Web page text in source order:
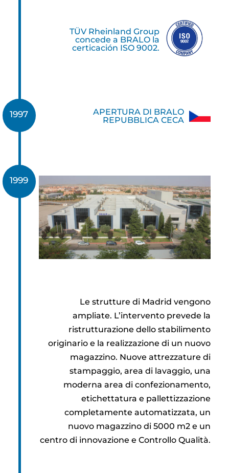
TÜV Rheinland Group
concede a BRALO la
certicación ISO 9002.
1997
APERTURA DI BRALO
REPUBBLICA CECA
Le strutture di Madrid vengono
ampliate. L’intervento prevede la
ristrutturazione dello stabilimento
originario e la realizzazione di un nuovo
magazzino. Nuove attrezzature di
stampaggio, area di lavaggio, una
moderna area di confezionamento,
etichettatura e pallettizzazione
completamente automatizzata, un
nuovo magazzino di 5000 m2 e un
centro di innovazione e Controllo Qualità.
1999